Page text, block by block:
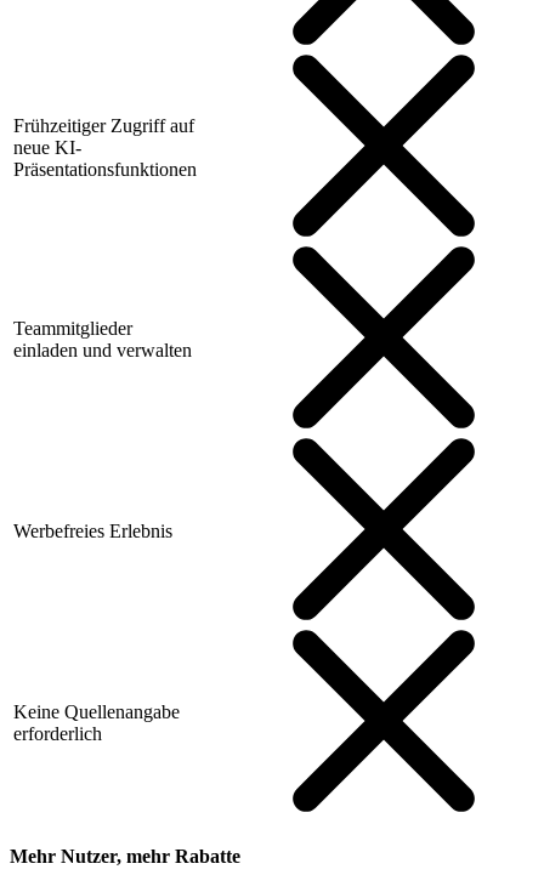
Frühzeitiger Zugriff auf
neue KI-
Präsentationsfunktionen
Teammitglieder
einladen und verwalten
Werbefreies Erlebnis
Keine Quellenangabe
erforderlich
Mehr Nutzer, mehr Rabatte